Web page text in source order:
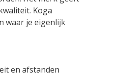
Koga
waar je eigenlijk
en afstanden